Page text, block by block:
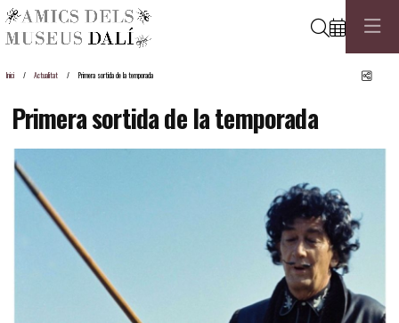
Cerca
Inici Actualitat Primera sortida de la temporada
Primera sortida de la temporada